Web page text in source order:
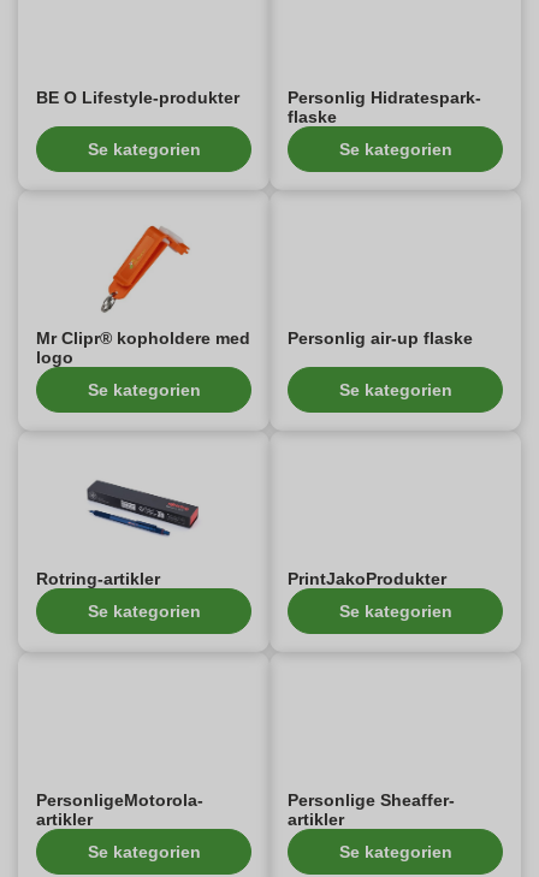
BE O Lifestyle-produkter
Se kategorien
Personlig Hidratespark-
flaske
Se kategorien
Mr Clipr® kopholdere med
logo
Se kategorien
Personlig air-up flaske
Se kategorien
Rotring-artikler
Se kategorien
PrintJakoProdukter
Se kategorien
PersonligeMotorola-
artikler
Se kategorien
Personlige Sheaffer-
artikler
Se kategorien